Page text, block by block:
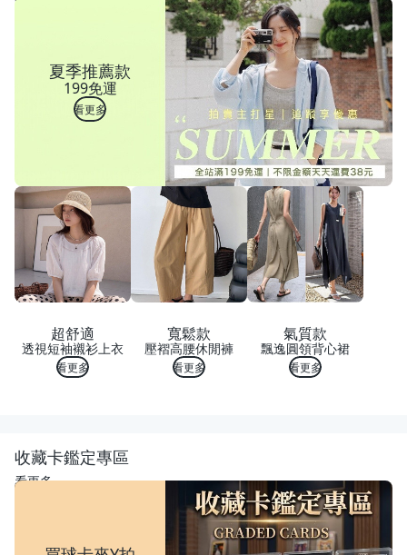
夏季推薦款
199免運
看更多
超舒適
透視短袖襯衫上衣
看更多
寬鬆款
壓褶高腰休閒褲
看更多
氣質款
飄逸圓領背心裙
看更多
收藏卡鑑定專區
看更多